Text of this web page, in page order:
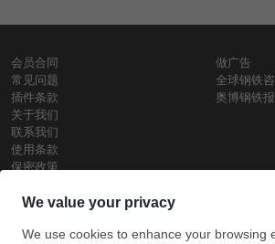
会员合同
常见问题
插件条款
关于我们
联系我们
使用条款
保密政策
做广告
全球钢铁
奥博钢铁
铁价格